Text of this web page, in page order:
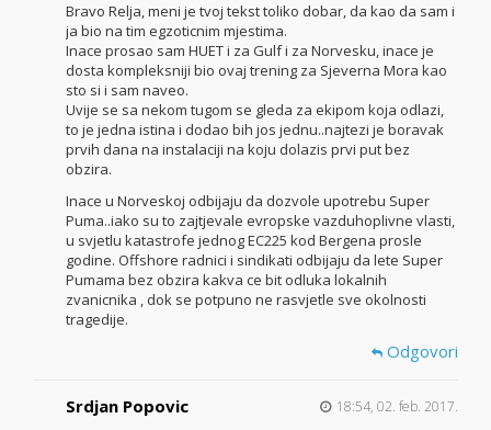
Bravo Relja, meni je tvoj tekst toliko dobar, da kao da sam i
ja bio na tim egzoticnim mjestima.
Inace prosao sam HUET i za Gulf i za Norvesku, inace je
dosta kompleksniji bio ovaj trening za Sjeverna Mora kao
sto si i sam naveo.
Uvije se sa nekom tugom se gleda za ekipom koja odlazi,
to je jedna istina i dodao bih jos jednu..najtezi je boravak
prvih dana na instalaciji na koju dolazis prvi put bez
obzira.
Inace u Norveskoj odbijaju da dozvole upotrebu Super
Puma..iako su to zajtjevale evropske vazduhoplivne vlasti,
u svjetlu katastrofe jednog EC225 kod Bergena prosle
godine. Offshore radnici i sindikati odbijaju da lete Super
Pumama bez obzira kakva ce bit odluka lokalnih
zvanicnika , dok se potpuno ne rasvjetle sve okolnosti
tragedije.
Odgovori
Srdjan Popovic 18:54, 02. feb. 2017.